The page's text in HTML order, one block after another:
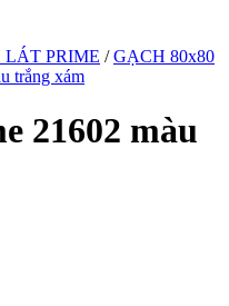
LÁT PRIME / GẠCH 80x80
trắng xám
21602 màu